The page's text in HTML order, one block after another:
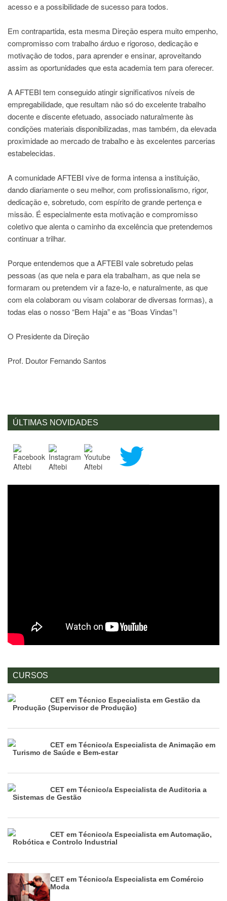
acesso e a possibilidade de sucesso para todos.
Em contrapartida, esta mesma Direção espera muito empenho,
compromisso com trabalho árduo e rigoroso, dedicação e
motivação de todos, para aprender e ensinar, aproveitando
assim as oportunidades que esta academia tem para oferecer.
A AFTEBI tem conseguido atingir significativos níveis de
empregabilidade, que resultam não só do excelente trabalho
docente e discente efetuado, associado naturalmente às
condições materiais disponibilizadas, mas também, da elevada
proximidade ao mercado de trabalho e às excelentes parcerias
estabelecidas.
A comunidade AFTEBI vive de forma intensa a instituição,
dando diariamente o seu melhor, com profissionalismo, rigor,
dedicação e, sobretudo, com espírito de grande pertença e
missão. É especialmente esta motivação e compromisso
coletivo que alenta o caminho da excelência que pretendemos
continuar a trilhar.
Porque entendemos que a AFTEBI vale sobretudo pelas
pessoas (as que nela e para ela trabalham, as que nela se
formaram ou pretendem vir a faze-lo, e naturalmente, as que
com ela colaboram ou visam colaborar de diversas formas), a
todas elas o nosso “Bem Haja” e as “Boas Vindas”!
O Presidente da Direção
Prof. Doutor Fernando Santos
ÚLTIMAS NOVIDADES
CURSOS
CET em Técnico Especialista em Gestão da
Produção (Supervisor de Produção)
CET em Técnico/a Especialista de Animação em
Turismo de Saúde e Bem-estar
CET em Técnico/a Especialista de Auditoria a
Sistemas de Gestão
CET em Técnico/a Especialista em Automação,
Robótica e Controlo Industrial
CET em Técnico/a Especialista em Comércio
Moda